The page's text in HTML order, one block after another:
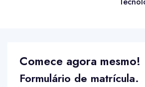
Comece agora mesmo!
Formulário de matrícula.